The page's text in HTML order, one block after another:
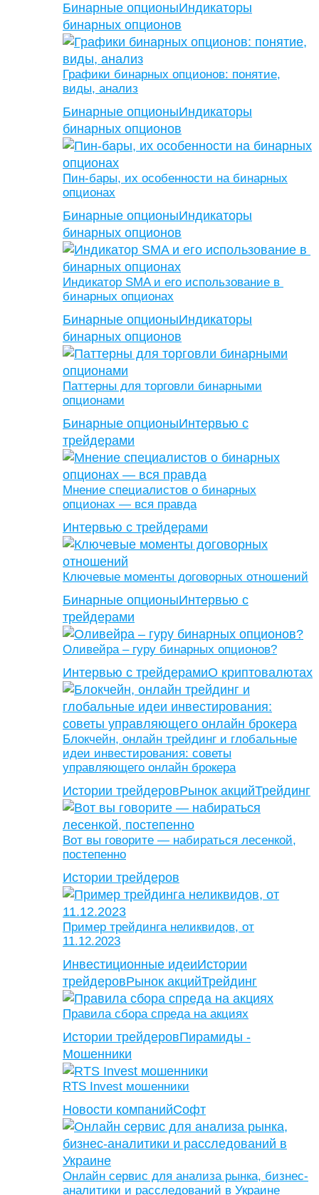
Бинарные опционыИндикаторы
бинарных опционов
Графики бинарных опционов: понятие,
виды, анализ
Бинарные опционыИндикаторы
бинарных опционов
Пин-бары, их особенности на бинарных
опционах
Бинарные опционыИндикаторы
бинарных опционов
Индикатор SMA и его использование в
бинарных опционах
Бинарные опционыИндикаторы
бинарных опционов
Паттерны для торговли бинарными
опционами
Бинарные опционыИнтервью с
трейдерами
Мнение специалистов о бинарных
опционах — вся правда
Интервью с трейдерами
Ключевые моменты договорных отношений
Бинарные опционыИнтервью с
трейдерами
Оливейра – гуру бинарных опционов?
Интервью с трейдерамиО криптовалютах
Блокчейн, онлайн трейдинг и глобальные
идеи инвестирования: советы
управляющего онлайн брокера
Истории трейдеровРынок акцийТрейдинг
Вот вы говорите — набираться лесенкой,
постепенно
Истории трейдеров
Пример трейдинга неликвидов, от
11.12.2023
Инвестиционные идеиИстории
трейдеровРынок акцийТрейдинг
Правила сбора спреда на акциях
Истории трейдеровПирамиды -
Мошенники
RTS Invest мошенники
Новости компанийСофт
Онлайн сервис для анализа рынка, бизнес-
аналитики и расследований в Украине